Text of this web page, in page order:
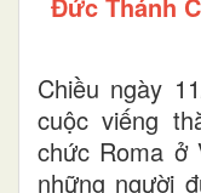
Chiều ngày
cuộc viếng
chức Roma ở
những người